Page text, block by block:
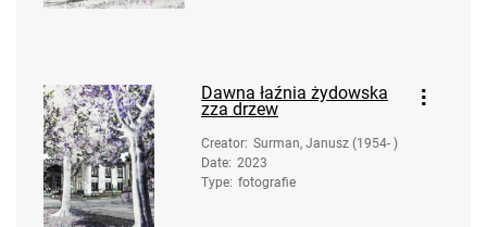
Dawna łaźnia żydowska
zza drzew
Creator: Surman, Janusz (1954- )
Date: 2023
Type: fotografie